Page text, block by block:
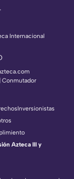
Internacional
Conmutador
Inversionistas
Azteca III y